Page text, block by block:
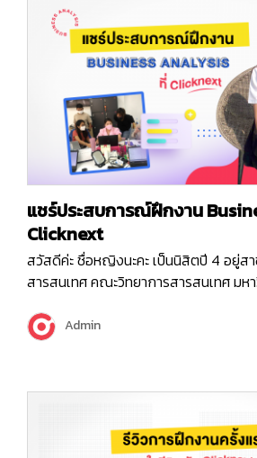
แชร์ประสบการณ์ฝึกงาน
Clicknext
สวัสดีค่ะ ชื่อหญิงนะคะ เป็นนิสิตปี 4 อยู่สา
สารสนเทศ คณะวิทยาการสารสนเทศ ม
Clicknext มาอบรมที่มหาลัย แล้วได้มีการ
ตอนนั้นมีหลายตำแหน่งให้เลือกมากๆ แต่เร
Admin